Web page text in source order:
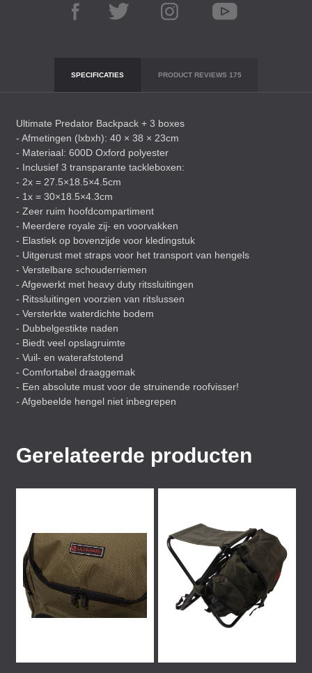
SPECIFICATIES PRODUCT REVIEWS 175
Ultimate Predator Backpack + 3 boxes
- Afmetingen (lxbxh): 40 × 38 × 23cm
- Materiaal: 600D Oxford polyester
- Inclusief 3 transparante tackleboxen:
- 2x = 27.5×18.5×4.5cm
- 1x = 30×18.5×4.3cm
- Zeer ruim hoofdcompartiment
- Meerdere royale zij- en voorvakken
- Elastiek op bovenzijde voor kledingstuk
- Uitgerust met straps voor het transport van hengels
- Verstelbare schouderriemen
- Afgewerkt met heavy duty ritssluitingen
- Ritssluitingen voorzien van ritslussen
- Versterkte waterdichte bodem
- Dubbelgestikte naden
- Biedt veel opslagruimte
- Vuil- en waterafstotend
- Comfortabel draaggemak
- Een absolute must voor de struinende roofvisser!
- Afgebeelde hengel niet inbegrepen
Gerelateerde producten